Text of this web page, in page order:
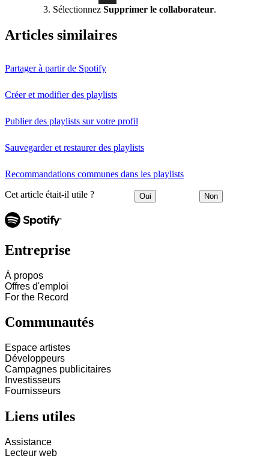
Sélectionnez Supprimer le collaborateur.
Articles similaires
Partager à partir de Spotify
Créer et modifier des playlists
Publier des playlists sur votre profil
Sauvegarder et restaurer des playlists
Recommandations communes dans les playlists
Cet article était-il utile ? Oui Non
Entreprise
À propos
Offres d'emploi
For the Record
Communautés
Espace artistes
Développeurs
Campagnes publicitaires
Investisseurs
Fournisseurs
Liens utiles
Assistance
Lecteur web